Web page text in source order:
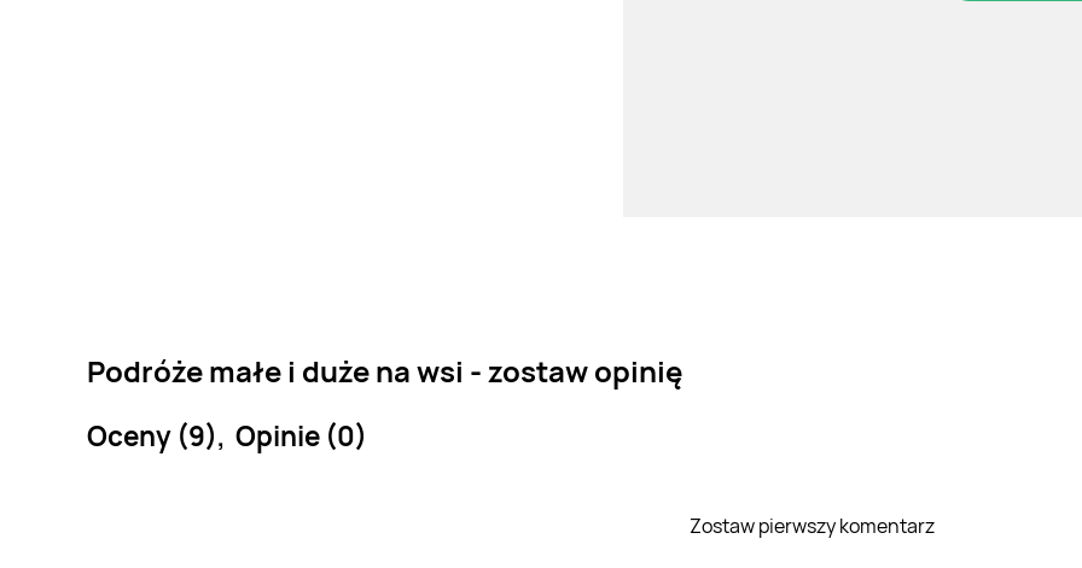
Podróże małe i duże na wsi - zostaw opinię
Oceny (9), Opinie (0)
Zostaw pierwszy komentarz